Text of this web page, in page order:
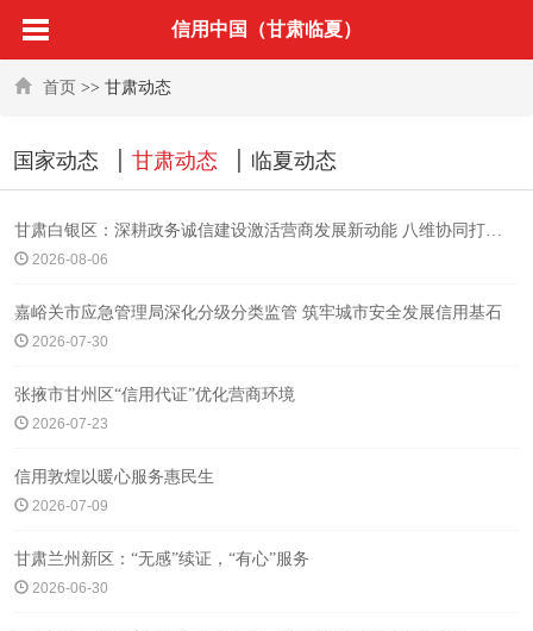
信用中国（甘肃临夏）
国家动态 甘肃动态 临夏动态
首页 >> 甘肃动态
甘肃白银区：深耕政务诚信建设激活营商发展新动能 八维协同打造全域信用发展新格局
2026-08-06
嘉峪关市应急管理局深化分级分类监管 筑牢城市安全发展信用基石
2026-07-30
张掖市甘州区“信用代证”优化营商环境
2026-07-23
信用敦煌以暖心服务惠民生
2026-07-09
甘肃兰州新区：“无感”续证，“有心”服务
2026-06-30